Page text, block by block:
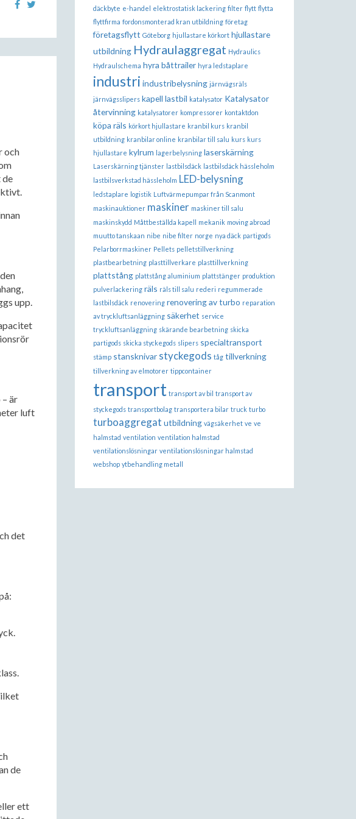
och
de
upp.
är
luft
det
de
ett
däckbyte e-handel elektrostatisk lackering filter flytt flytta
flyttfirma fordonsmonterad kran utbildning företag
företagsflytt Göteborg hjullastare körkort hjullastare
utbildning Hydraulaggregat Hydraulics
Hydraulschema hyra båttrailer hyra ledstaplare
industri industribelysning järnvägsräls
järnvägsslipers kapell lastbil katalysator Katalysator
återvinning katalysatorer kompressorer kontaktdon
köpa räls körkort hjullastare kranbil kurs kranbil
utbildning kranbilar online kranbilar till salu kurs kurs
hjullastare kylrum lagerbelysning laserskärning
Laserskärning tjänster lastbilsdäck lastbilsdäck hässleholm
lastbilsverkstad hässleholm LED-belysning
ledstaplare logistik Luftvärmepumpar från Scanmont
maskinauktioner maskiner maskiner till salu
maskinskydd Måttbeställda kapell mekanik moving abroad
muutto tanskaan nibe nibe filter norge nya däck partigods
Pelarborrmaskiner Pellets pelletstillverkning
plastbearbetning plasttillverkare plasttillverkning
plattstång plattstång aluminium plattstänger produktion
pulverlackering räls räls till salu rederi regummerade
lastbilsdäck renovering renovering av turbo reparation
av tryckluftsanläggning säkerhet service
tryckluftsanläggning skärande bearbetning skicka
partigods skicka styckegods slipers specialtransport
stämp stansknivar styckegods tåg tillverkning
tillverkning av elmotorer tippcontainer
transport transport av bil transport av
styckegods transportbolag transportera bilar truck turbo
turboaggregat utbildning vägsäkerhet ve ve
halmstad ventilation ventilation halmstad
ventilationslösningar ventilationslösningar halmstad
webshop ytbehandling metall